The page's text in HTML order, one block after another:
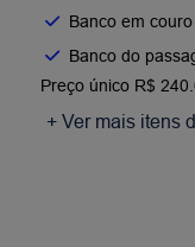
Banco em
Banco do
Preço único R$
+ Ver mais itens